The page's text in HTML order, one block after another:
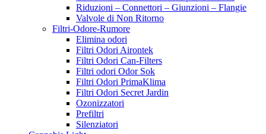
NoGoo
NoName
NPK Industries
Nutribiz
Nutriculture
Odor sok
Officina di Hank
Osram
Panoramix Genetics
Paradise Seeds
Philips
Riduzioni – Connettori – Giunzioni – Flangie
Valvole di Non Ritorno
Filtri-Odore-Rumore
Elimina odori
Filtri Odori Airontek
Filtri Odori Can-Filters
Filtri odori Odor Sok
Filtri Odori PrimaKlima
Filtri Odori Secret Jardin
Ozonizzatori
Prefiltri
Silenziatori